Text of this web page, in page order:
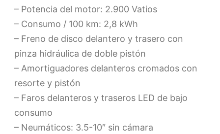
– Potencia del motor: 2.900 Vatios
– Consumo / 100 km: 2,8 kWh
– Freno de disco delantero y trasero con
pinza hidráulica de doble pistón
– Amortiguadores delanteros cromados con
resorte y pistón
– Faros delanteros y traseros LED de bajo
consumo
– Neumáticos: 3.5-10″ sin cámara